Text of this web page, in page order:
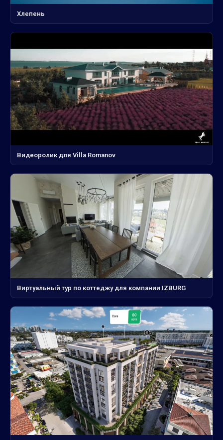
Хлепень
Видеоролик для Villa Romanov
Виртуальный тур по коттеджу для компании IZBURG